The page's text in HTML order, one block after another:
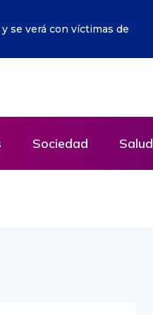
Unidos
Sociedad Salud